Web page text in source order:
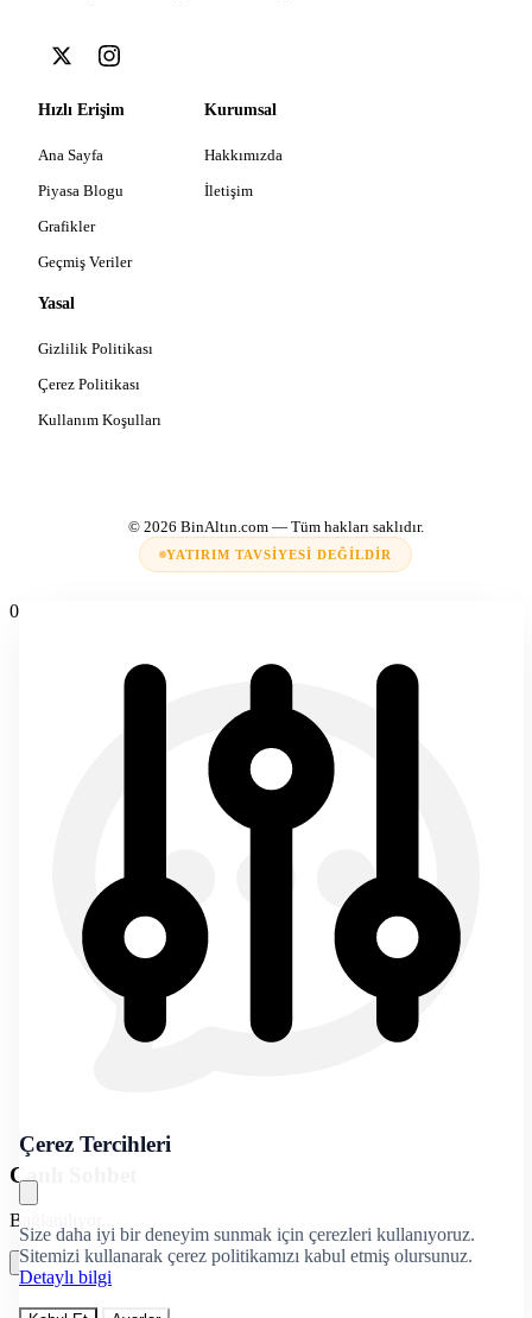
Hızlı Erişim
Ana Sayfa
Piyasa Blogu
Grafikler
Geçmiş Veriler
Kurumsal
Hakkımızda
İletişim
Yasal
Gizlilik Politikası
Çerez Politikası
Kullanım Koşulları
© 2026 BinAltın.com— Tüm hakları saklıdır.
YATIRIM TAVSIYESI DEĞILDIR
Çerez Tercihleri
Size daha iyi bir deneyim sunmak için çerezleri kullanıyoruz.
Sitemizi kullanarak çerez politikamızı kabul etmiş olursunuz.
Detaylı bilgi
0
Canlı Sohbet
Bağlanılıyor...